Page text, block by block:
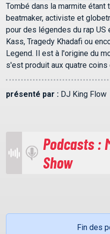
Tombé dans la marmite étant
beatmaker, activiste et
pour des légendes du rap
Kass, Tragedy Khadafi ou
Legend. Il est à l'origine du
s'est produit aux quatre coins
présenté par : DJ King Flow
Podcasts :
Show
Fin des